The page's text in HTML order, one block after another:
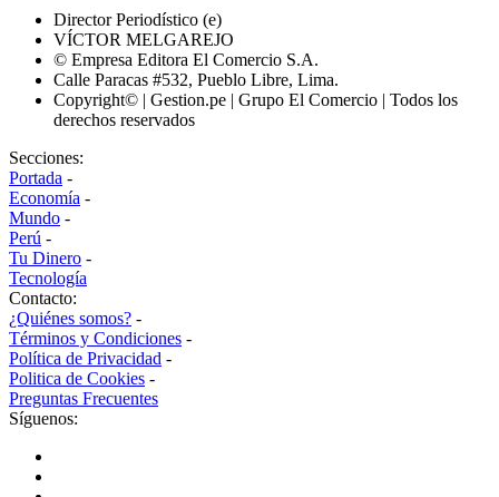
Director Periodístico (e)
VÍCTOR MELGAREJO
© Empresa Editora El Comercio S.A.
Calle Paracas #532, Pueblo Libre, Lima.
Copyright© | Gestion.pe | Grupo El Comercio | Todos los
derechos reservados
Secciones:
Portada -
Economía -
Mundo -
Perú -
Tu Dinero -
Tecnología
Contacto:
¿Quiénes somos? -
Términos y Condiciones -
Política de Privacidad -
Politica de Cookies -
Preguntas Frecuentes
Síguenos: